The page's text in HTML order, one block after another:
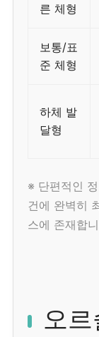
른 체형
보통/표
준 체형
하체 발
달형
※ 단편적인
건에 완벽히
스에 존재합
오